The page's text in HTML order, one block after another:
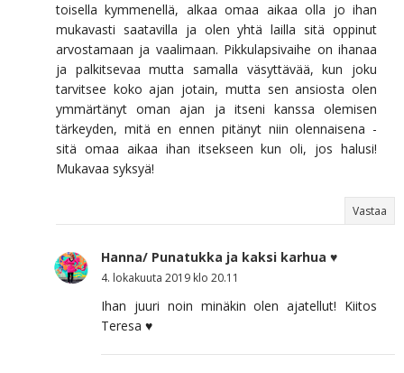
toisella kymmenellä, alkaa omaa aikaa olla jo ihan
mukavasti saatavilla ja olen yhtä lailla sitä oppinut
arvostamaan ja vaalimaan. Pikkulapsivaihe on ihanaa
ja palkitsevaa mutta samalla väsyttävää, kun joku
tarvitsee koko ajan jotain, mutta sen ansiosta olen
ymmärtänyt oman ajan ja itseni kanssa olemisen
tärkeyden, mitä en ennen pitänyt niin olennaisena -
sitä omaa aikaa ihan itsekseen kun oli, jos halusi!
Mukavaa syksyä!
Vastaa
Hanna/ Punatukka ja kaksi karhua ♥
4. lokakuuta 2019 klo 20.11
Ihan juuri noin minäkin olen ajatellut! Kiitos
Teresa ♥